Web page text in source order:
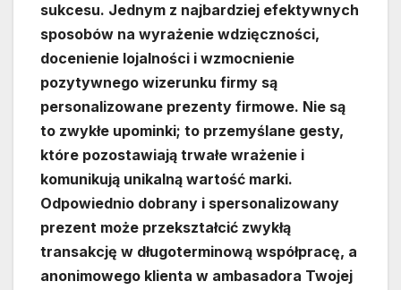
sukcesu. Jednym z najbardziej efektywnych
sposobów na wyrażenie wdzięczności,
docenienie lojalności i wzmocnienie
pozytywnego wizerunku firmy są
personalizowane prezenty firmowe. Nie są
to zwykłe upominki; to przemyślane gesty,
które pozostawiają trwałe wrażenie i
komunikują unikalną wartość marki.
Odpowiednio dobrany i spersonalizowany
prezent może przekształcić zwykłą
transakcję w długoterminową współpracę, a
anonimowego klienta w ambasadora Twojej